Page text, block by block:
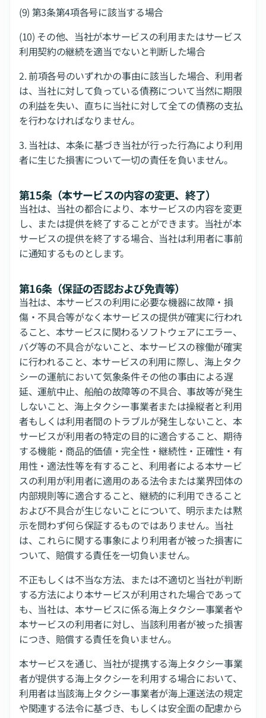
(9) 第3条第4項各号に該当する場合
(10) その他、当社が本サービスの利用またはサービス
利用契約の継続を適当でないと判断した場合
2. 前項各号のいずれかの事由に該当した場合、利用者
は、当社に対して負っている債務について当然に期限
の利益を失い、直ちに当社に対して全ての債務の支払
を行わなければなりません。
3. 当社は、本条に基づき当社が行った行為により利用
者に生じた損害について一切の責任を負いません。
第15条（本サービスの内容の変更、終了）
当社は、当社の都合により、本サービスの内容を変更
し、または提供を終了することができます。当社が本
サービスの提供を終了する場合、当社は利用者に事前
に通知するものとします。
第16条（保証の否認および免責等）
当社は、本サービスの利用に必要な機器に故障・損
傷・不具合等がなく本サービスの提供が確実に行われ
ること、本サービスに関わるソフトウェアにエラー、
バグ等の不具合がないこと、本サービスの稼働が確実
に行われること、本サービスの利用に際し、海上タク
シーの運航において気象条件その他の事由による遅
延、運航中止、船舶の故障等の不具合、事故等が発生
しないこと、海上タクシー事業者または操縦者と利用
者もしくは利用者間のトラブルが発生しないこと、本
サービスが利用者の特定の目的に適合すること、期待
する機能・商品的価値・完全性・継続性・正確性・有
用性・適法性等を有すること、利用者による本サービ
スの利用が利用者に適用のある法令または業界団体の
内部規則等に適合すること、継続的に利用できること
および不具合が生じないことについて、明示または黙
示を問わず何ら保証するものではありません。当社
は、これらに関する事象により利用者が被った損害に
ついて、賠償する責任を一切負いません。
不正もしくは不当な方法、または不適切と当社が判断
する方法により本サービスが利用された場合であって
も、当社は、本サービスに係る海上タクシー事業者や
本サービスの利用者に対し、当該利用者が被った損害
につき、賠償する責任を負いません。
本サービスを通じ、当社が提携する海上タクシー事業
者が提供する海上タクシーを利用する場合において、
利用者は当該海上タクシー事業者が海上運送法の規定
や関連する法令に基づき、もしくは安全面の配慮から